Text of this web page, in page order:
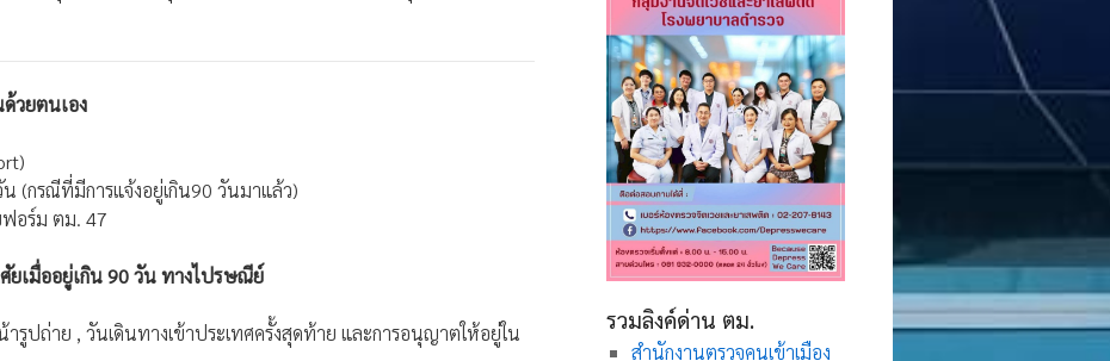
วยตนเอง
น (กรณีที่มีการแจ้งอยู่เกิน90 วันมาแล้ว)
ฟอร์ม ตม. 47
ยเมื่ออยู่เกิน 90 วัน ทางไปรษณีย์
รูปถ่าย , วันเดินทางเข้าประเทศครั้งสุดท้าย และการอนุญาตให้อยู่ใน
รวมลิงค์ด่าน ตม.
สำนักงานตรวจคนเข้าเมือง